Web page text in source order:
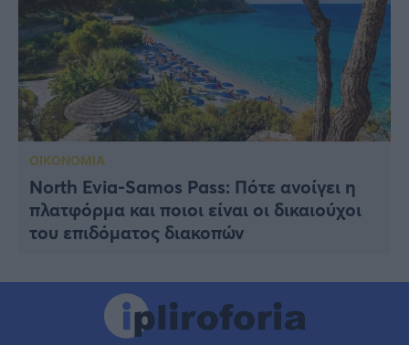
ΟΙΚΟΝΟΜΙΑ
North Evia-Samos Pass: Πότε ανοίγει η
πλατφόρμα και ποιοι είναι οι δικαιούχοι
του επιδόματος διακοπών